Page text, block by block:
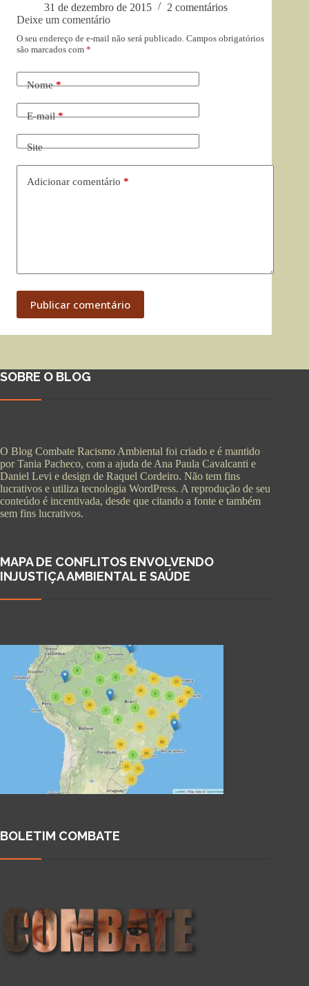
31 de dezembro de 2015
2 comentários
Deixe um comentário
O seu endereço de e-mail não será publicado. Campos obrigatórios
são marcados com *
Nome*
E-mail*
Site
Adicionar comentário *
Publicar comentário
SOBRE O BLOG
O Blog Combate Racismo Ambiental foi criado e é mantido
por Tania Pacheco, com a ajuda de Ana Paula Cavalcanti e
Daniel Levi e design de Raquel Cordeiro. Não tem fins
lucrativos e utiliza tecnologia WordPress. A reprodução de seu
conteúdo é incentivada, desde que citando a fonte e também
sem fins lucrativos.
MAPA DE CONFLITOS ENVOLVENDO
INJUSTIÇA AMBIENTAL E SAÚDE
BOLETIM COMBATE